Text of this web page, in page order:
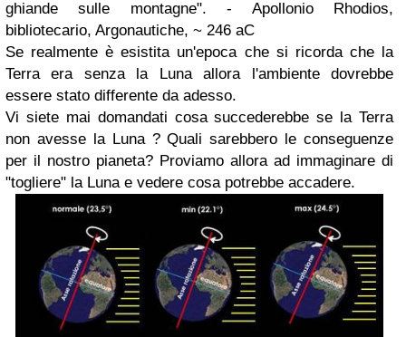
ghiande sulle montagne". - Apollonio Rhodios,
bibliotecario, Argonautiche, ~ 246 aC
Se realmente è esistita un'epoca che si ricorda che la
Terra era senza la Luna allora l'ambiente dovrebbe
essere stato differente da adesso.
Vi siete mai domandati cosa succederebbe se la Terra
non avesse la Luna ? Quali sarebbero le conseguenze
per il nostro pianeta? Proviamo allora ad immaginare di
"togliere" la Luna e vedere cosa potrebbe accadere.